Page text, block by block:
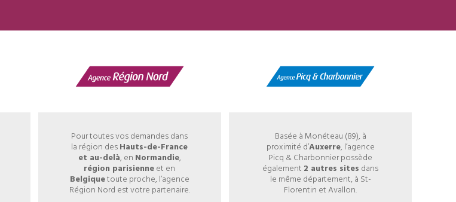
Pour toutes vos demandes dans
la région desHauts-de-France
et au-delà, en Normandie,
région parisienneet en
Belgiquetoute proche, l’agence
Région Nord est votre partenaire.
Basée à Monéteau (89), à
proximité d’Auxerre, l’agence
Picq & Charbonnier possède
également 2 autres sites dans
le même département, à St-
Florentin et Avallon.